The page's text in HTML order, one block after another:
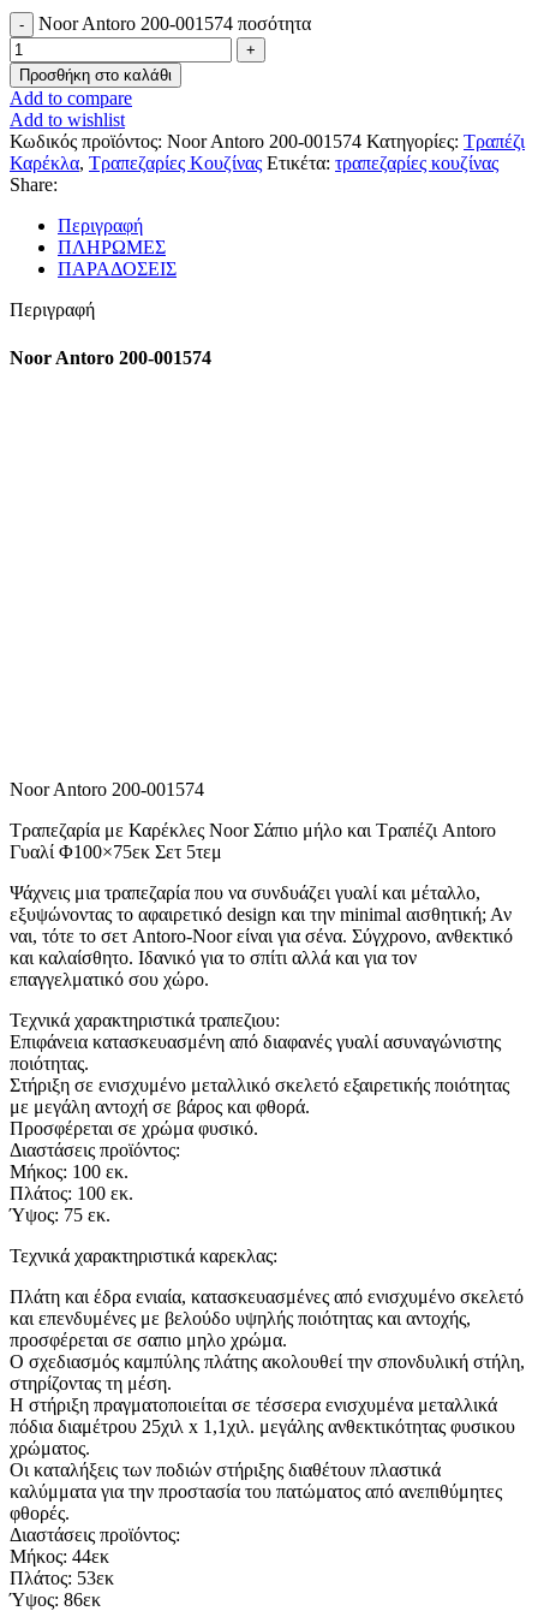
Noor Antoro 200-001574 ποσότητα
Προσθήκη στο καλάθι
Add to compare
Add to wishlist
Κωδικός προϊόντος: Noor Antoro 200-001574 Κατηγορίες: Τραπέζι
Καρέκλα, Τραπεζαρίες Κουζίνας Ετικέτα: τραπεζαρίες κουζίνας
Share:
Περιγραφή
ΠΛΗΡΩΜΕΣ
ΠΑΡΑΔΟΣΕΙΣ
Περιγραφή
Noor Antoro 200-001574
Noor Antoro 200-001574
Τραπεζαρία με Καρέκλες Noor Σάπιο μήλο και Τραπέζι Antoro
Γυαλί Φ100×75εκ Σετ 5τεμ
Ψάχνεις μια τραπεζαρία που να συνδυάζει γυαλί και μέταλλο,
εξυψώνοντας το αφαιρετικό design και την minimal αισθητική; Αν
ναι, τότε το σετ Antoro-Noor είναι για σένα. Σύγχρονο, ανθεκτικό
και καλαίσθητο. Ιδανικό για το σπίτι αλλά και για τον
επαγγελματικό σου χώρο.
Τεχνικά χαρακτηριστικά τραπεζιου:
Επιφάνεια κατασκευασμένη από διαφανές γυαλί ασυναγώνιστης
ποιότητας.
Στήριξη σε ενισχυμένο μεταλλικό σκελετό εξαιρετικής ποιότητας
με μεγάλη αντοχή σε βάρος και φθορά.
Προσφέρεται σε χρώμα φυσικό.
Διαστάσεις προϊόντος:
Μήκος: 100 εκ.
Πλάτος: 100 εκ.
Ύψος: 75 εκ.
Τεχνικά χαρακτηριστικά καρεκλας:
Πλάτη και έδρα ενιαία, κατασκευασμένες από ενισχυμένο σκελετό
και επενδυμένες με βελούδο υψηλής ποιότητας και αντοχής,
προσφέρεται σε σαπιο μηλο χρώμα.
Ο σχεδιασμός καμπύλης πλάτης ακολουθεί την σπονδυλική στήλη,
στηρίζοντας τη μέση.
Η στήριξη πραγματοποιείται σε τέσσερα ενισχυμένα μεταλλικά
πόδια διαμέτρου 25χιλ x 1,1χιλ. μεγάλης ανθεκτικότητας φυσικου
χρώματος.
Οι καταλήξεις των ποδιών στήριξης διαθέτουν πλαστικά
καλύμματα για την προστασία του πατώματος από ανεπιθύμητες
φθορές.
Διαστάσεις προϊόντος:
Μήκος: 44εκ
Πλάτος: 53εκ
Ύψος: 86εκ